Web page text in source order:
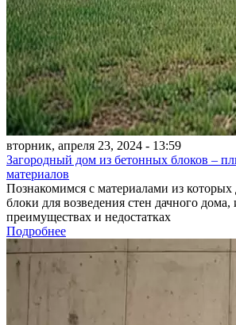
вторник, апреля 23, 2024 - 13:59
Загородный дом из бетонных блоков –
материалов
Познакомимся с материалами из
блоки для возведения стен дачного дома,
преимуществах и недостатках
Подробнее